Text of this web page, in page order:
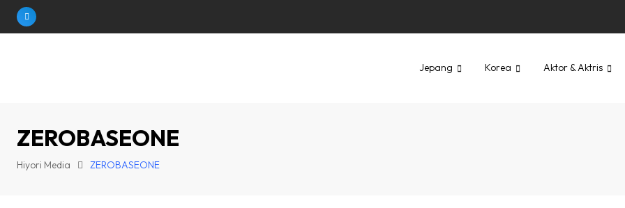
Skip
Jepang Korea Aktor & Aktris
ZEROBASEONE
Hiyori Media ZEROBASEONE